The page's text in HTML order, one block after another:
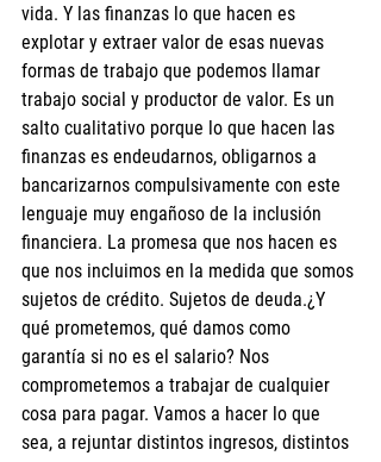
vida. Y las finanzas lo que hacen es
explotar y extraer valor de esas nuevas
formas de trabajo que podemos llamar
trabajo social y productor de valor. Es un
salto cualitativo porque lo que hacen las
finanzas es endeudarnos, obligarnos a
bancarizarnos compulsivamente con este
lenguaje muy engañoso de la inclusión
financiera. La promesa que nos hacen es
que nos incluimos en la medida que somos
sujetos de crédito. Sujetos de deuda.¿Y
qué prometemos, qué damos como
garantía si no es el salario? Nos
comprometemos a trabajar de cualquier
cosa para pagar. Vamos a hacer lo que
sea, a rejuntar distintos ingresos, distintos